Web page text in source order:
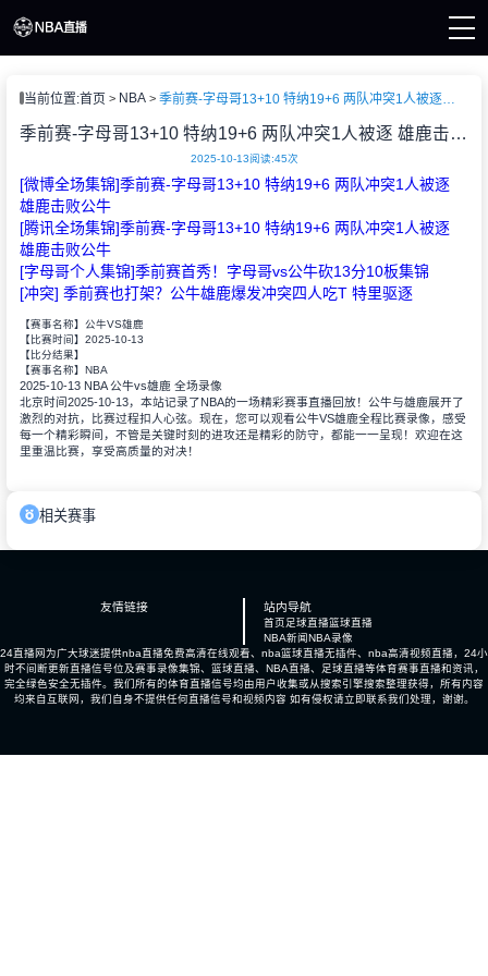
播
播
像
当前位置:首页 NBA 季前赛-字母哥13+10 特纳19+6 两队冲突1人被逐 雄鹿击败公牛
季前赛-字母哥13+10 特纳19+6 两队冲突1人被逐 雄鹿击败公牛
2025-10-13阅读:45次
[微博全场集锦]季前赛-字母哥13+10 特纳19+6 两队冲突1人被逐
雄鹿击败公牛
[腾讯全场集锦]季前赛-字母哥13+10 特纳19+6 两队冲突1人被逐
雄鹿击败公牛
[字母哥个人集锦]季前赛首秀！字母哥vs公牛砍13分10板集锦
[冲突] 季前赛也打架？公牛雄鹿爆发冲突四人吃T 特里驱逐
【赛事名称】 公牛VS雄鹿
【比赛时间】 2025-10-13
【比分结果】
【赛事名称】 NBA
2025-10-13 NBA 公牛vs雄鹿 全场录像
北京时间2025-10-13，本站记录了NBA的一场精彩赛事直播回放！公牛与雄鹿展开了
激烈的对抗，比赛过程扣人心弦。现在，您可以观看公牛VS雄鹿全程比赛录像，感受
每一个精彩瞬间，不管是关键时刻的进攻还是精彩的防守，都能一一呈现！欢迎在这
里重温比赛，享受高质量的对决！
相关赛事
友情链接 站内导航
首页足球直播篮球直播
NBA新闻NBA录像
24直播网为广大球迷提供nba直播免费高清在线观看、nba篮球直播无插件、nba高清视频直播，24小
时不间断更新直播信号位及赛事录像集锦、篮球直播、NBA直播、足球直播等体育赛事直播和资讯，
完全绿色安全无插件。我们所有的体育直播信号均由用户收集或从搜索引擎搜索整理获得，所有内容
均来自互联网，我们自身不提供任何直播信号和视频内容 如有侵权请立即联系我们处理，谢谢。